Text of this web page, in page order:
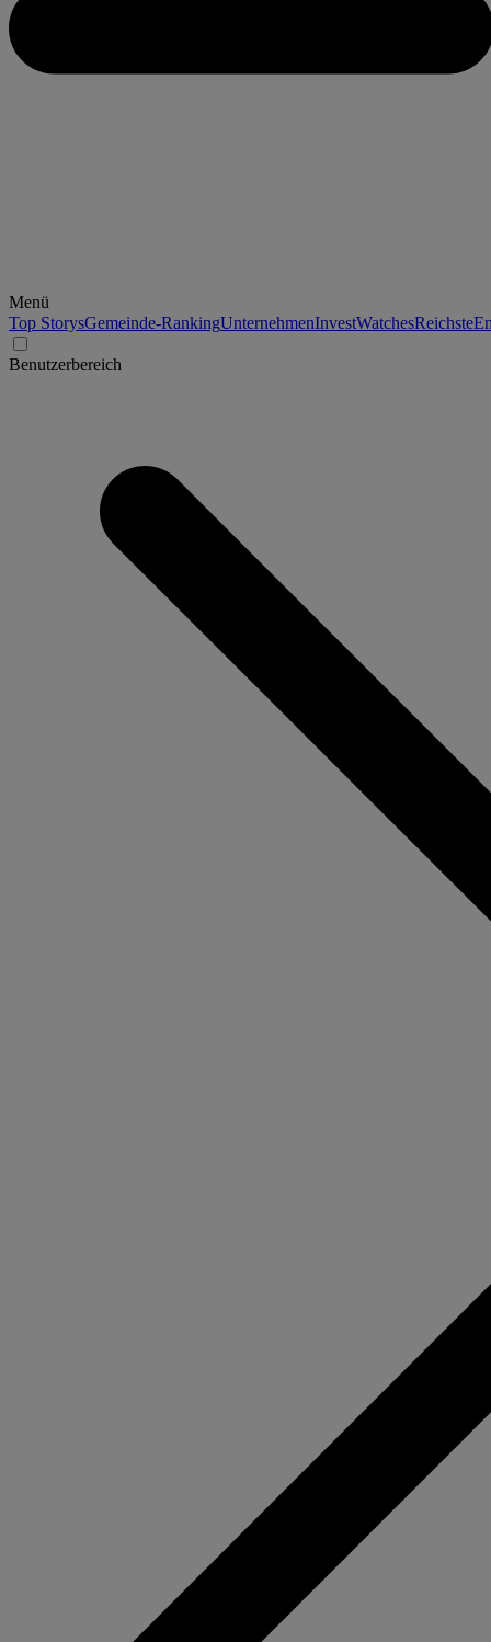
Menü
Top StorysGemeinde-RankingUnternehmenInvestWatchesReichste
Benutzerbereich